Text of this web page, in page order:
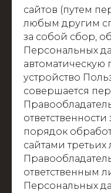
сайтов (путем
любым другим
за собой сбор,
Персональных
автоматическую
устройство
совершается
порядок
сайтами третьих
ответственным
Персональных